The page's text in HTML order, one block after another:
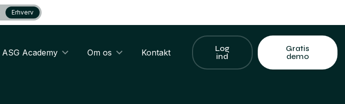
Erhverv
ASG Academy Om os Kontakt
Log
ind
Gratis
demo